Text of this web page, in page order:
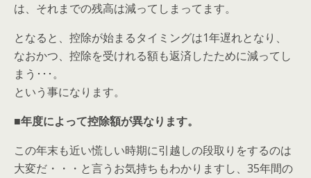
は、それまでの残高は減ってしまってます。
となると、控除が始まるタイミングは1年遅れとなり、
なおかつ、控除を受けれる額も返済したために減ってし
まう･･･。
という事になります。
■年度によって控除額が異なります。
この年末も近い慌しい時期に引越しの段取りをするのは
大変だ・・・と言うお気持ちもわかりますし、35年間の